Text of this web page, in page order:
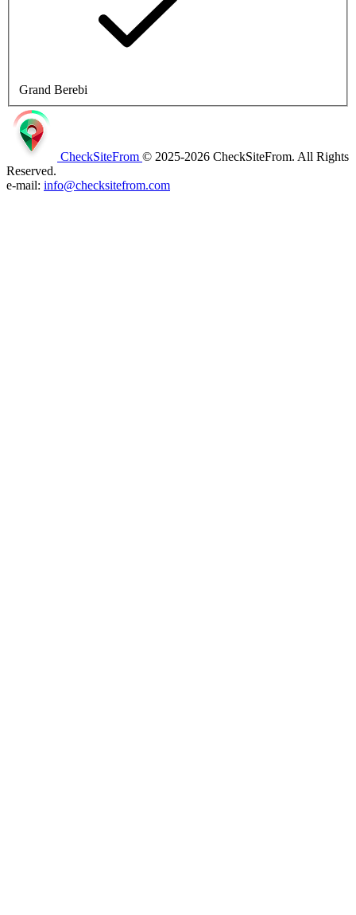
Grand Berebi
CheckSiteFrom © 2025-2026 CheckSiteFrom. All Rights
Reserved.
e-mail: info@checksitefrom.com